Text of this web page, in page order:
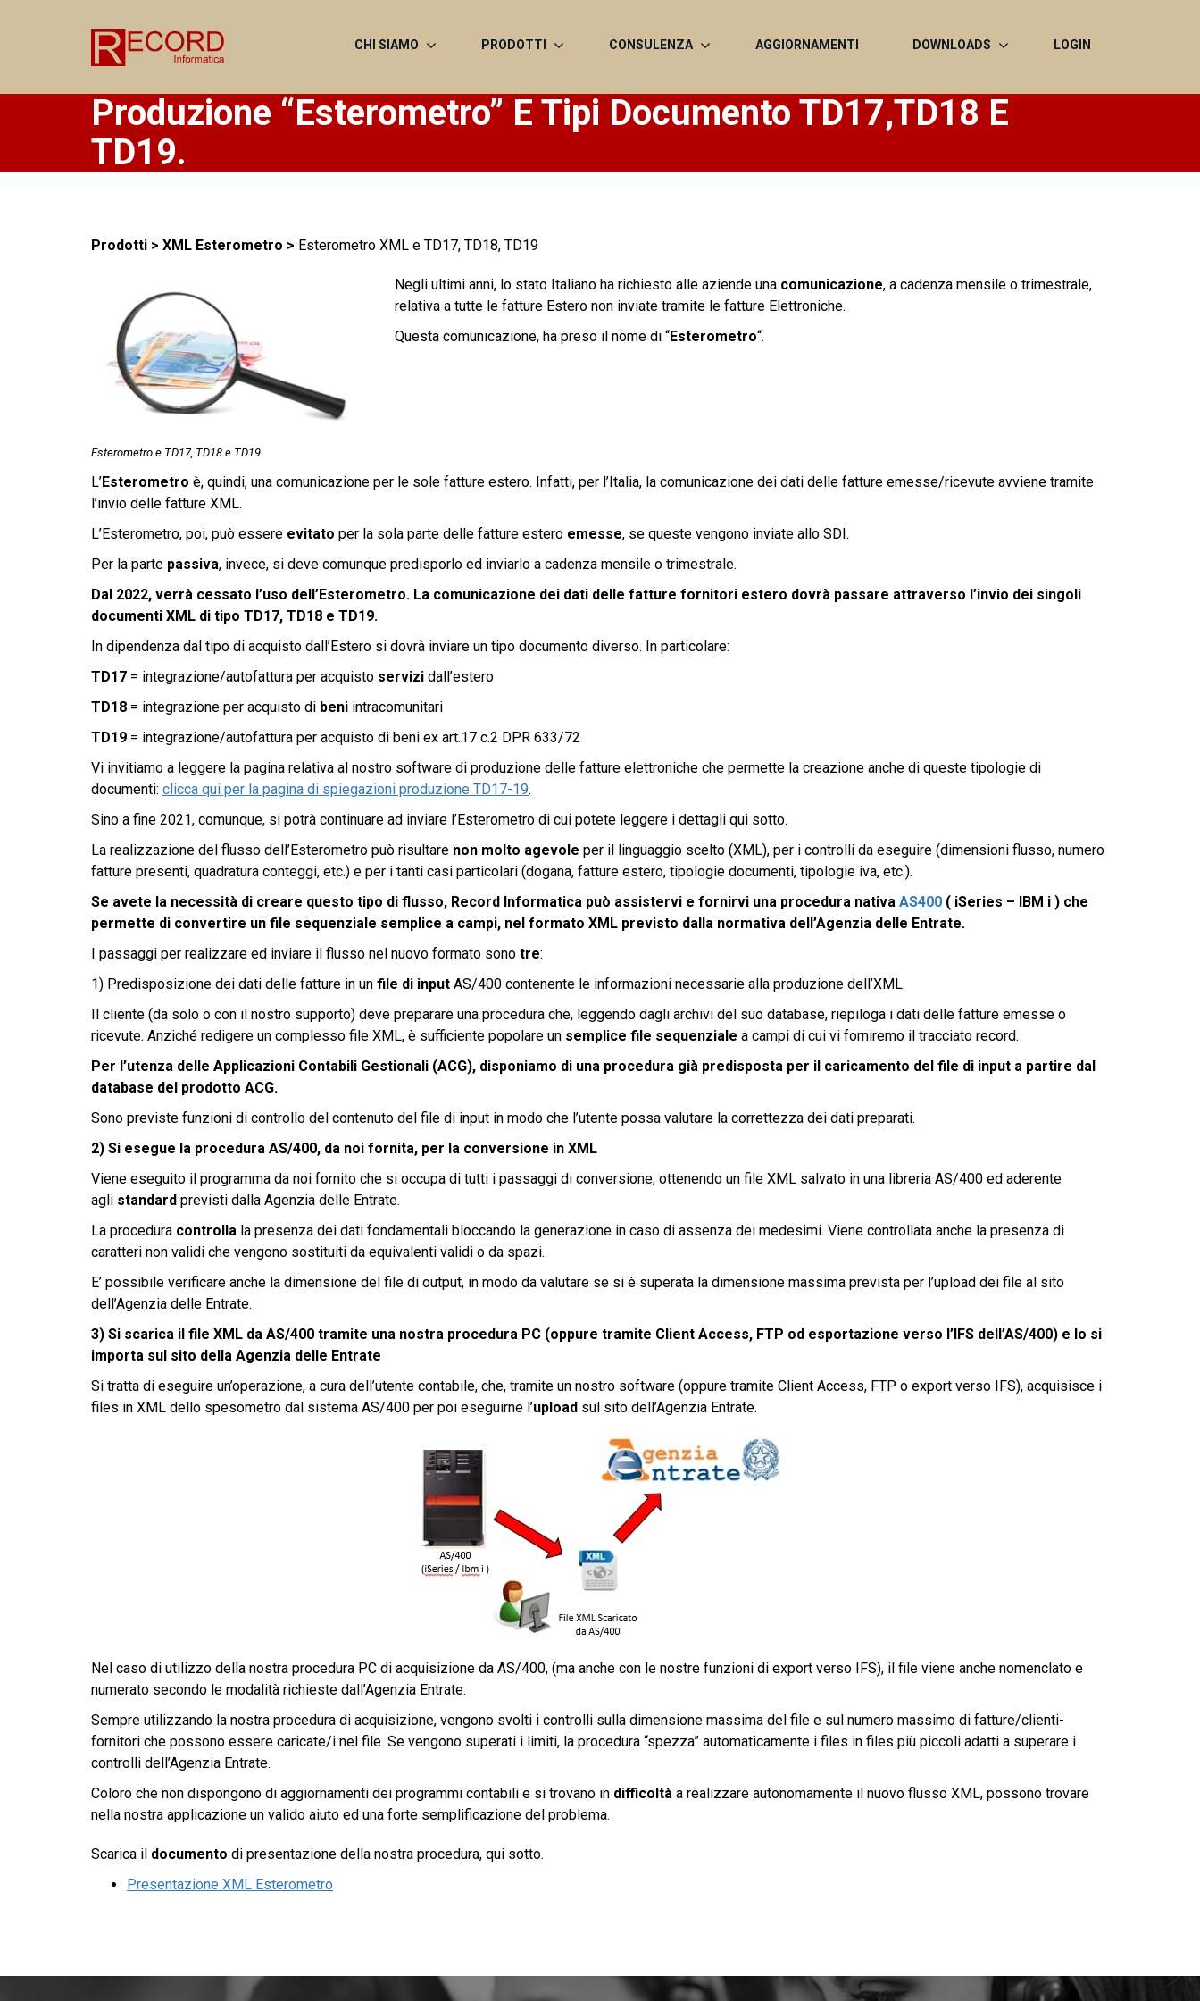
CHI SIAMO PRODOTTI CONSULENZA AGGIORNAMENTI DOWNLOADS LOGIN
Produzione “Esterometro” E Tipi Documento TD17,TD18 E
TD19.
Prodotti > XML Esterometro > Esterometro XML e TD17, TD18, TD19
Esterometro e TD17, TD18 e TD19.
Negli ultimi anni, lo stato Italiano ha richiesto alle aziende una comunicazione, a cadenza mensile o trimestrale,
relativa a tutte le fatture Estero non inviate tramite le fatture Elettroniche.
Questa comunicazione, ha preso il nome di “Esterometro“.
L’Esterometro è, quindi, una comunicazione per le sole fatture estero. Infatti, per l’Italia, la comunicazione dei dati delle fatture emesse/ricevute avviene tramite
l’invio delle fatture XML.
L’Esterometro, poi, può essere evitato per la sola parte delle fatture estero emesse, se queste vengono inviate allo SDI.
Per la parte passiva, invece, si deve comunque predisporlo ed inviarlo a cadenza mensile o trimestrale.
Dal 2022, verrà cessato l’uso dell’Esterometro. La comunicazione dei dati delle fatture fornitori estero dovrà passare attraverso l’invio dei singoli
documenti XML di tipo TD17, TD18 e TD19.
In dipendenza dal tipo di acquisto dall’Estero si dovrà inviare un tipo documento diverso. In particolare:
TD17 = integrazione/autofattura per acquisto servizi dall’estero
TD18 = integrazione per acquisto di beni intracomunitari
TD19 = integrazione/autofattura per acquisto di beni ex art.17 c.2 DPR 633/72
Vi invitiamo a leggere la pagina relativa al nostro software di produzione delle fatture elettroniche che permette la creazione anche di queste tipologie di
documenti: clicca qui per la pagina di spiegazioni produzione TD17-19.
Sino a fine 2021, comunque, si potrà continuare ad inviare l’Esterometro di cui potete leggere i dettagli qui sotto.
La realizzazione del flusso dell’Esterometro può risultare non molto agevole per il linguaggio scelto (XML), per i controlli da eseguire (dimensioni flusso, numero
fatture presenti, quadratura conteggi, etc.) e per i tanti casi particolari (dogana, fatture estero, tipologie documenti, tipologie iva, etc.).
Se avete la necessità di creare questo tipo di flusso, Record Informatica può assistervi e fornirvi una procedura nativa AS400 ( iSeries – IBM i ) che
permette di convertire un file sequenziale semplice a campi, nel formato XML previsto dalla normativa dell’Agenzia delle Entrate.
I passaggi per realizzare ed inviare il flusso nel nuovo formato sono tre:
1) Predisposizione dei dati delle fatture in un file di input AS/400 contenente le informazioni necessarie alla produzione dell’XML.
Il cliente (da solo o con il nostro supporto) deve preparare una procedura che, leggendo dagli archivi del suo database, riepiloga i dati delle fatture emesse o
ricevute. Anziché redigere un complesso file XML, è sufficiente popolare un semplice file sequenziale a campi di cui vi forniremo il tracciato record.
Per l’utenza delle Applicazioni Contabili Gestionali (ACG), disponiamo di una procedura già predisposta per il caricamento del file di input a partire dal
database del prodotto ACG.
Sono previste funzioni di controllo del contenuto del file di input in modo che l’utente possa valutare la correttezza dei dati preparati.
2) Si esegue la procedura AS/400, da noi fornita, per la conversione in XML
Viene eseguito il programma da noi fornito che si occupa di tutti i passaggi di conversione, ottenendo un file XML salvato in una libreria AS/400 ed aderente
agli standard previsti dalla Agenzia delle Entrate.
La procedura controlla la presenza dei dati fondamentali bloccando la generazione in caso di assenza dei medesimi. Viene controllata anche la presenza di
caratteri non validi che vengono sostituiti da equivalenti validi o da spazi.
E’ possibile verificare anche la dimensione del file di output, in modo da valutare se si è superata la dimensione massima prevista per l’upload dei file al sito
dell’Agenzia delle Entrate.
3) Si scarica il file XML da AS/400 tramite una nostra procedura PC (oppure tramite Client Access, FTP od esportazione verso l’IFS dell’AS/400) e lo si
importa sul sito della Agenzia delle Entrate
Si tratta di eseguire un’operazione, a cura dell’utente contabile, che, tramite un nostro software (oppure tramite Client Access, FTP o export verso IFS), acquisisce i
files in XML dello spesometro dal sistema AS/400 per poi eseguirne l’upload sul sito dell’Agenzia Entrate.
Nel caso di utilizzo della nostra procedura PC di acquisizione da AS/400, (ma anche con le nostre funzioni di export verso IFS), il file viene anche nomenclato e
numerato secondo le modalità richieste dall’Agenzia Entrate.
Sempre utilizzando la nostra procedura di acquisizione, vengono svolti i controlli sulla dimensione massima del file e sul numero massimo di fatture/clienti-
fornitori che possono essere caricate/i nel file. Se vengono superati i limiti, la procedura “spezza” automaticamente i files in files più piccoli adatti a superare i
controlli dell’Agenzia Entrate.
Coloro che non dispongono di aggiornamenti dei programmi contabili e si trovano in difficoltà a realizzare autonomamente il nuovo flusso XML, possono trovare
nella nostra applicazione un valido aiuto ed una forte semplificazione del problema.
Scarica il documento di presentazione della nostra procedura, qui sotto.
Presentazione XML Esterometro